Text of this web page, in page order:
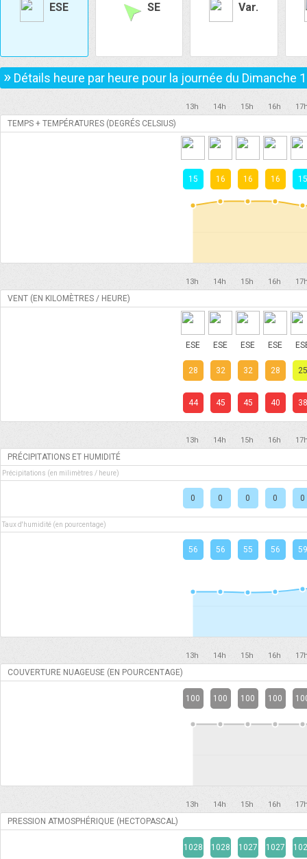
ESE SE Var.
» Détails heure par heure pour la journée du Dimanche
13h 14h 15h 16h
TEMPS + TEMPÉRATURES (DEGRÉS CELSIUS)
15 16 16 16 15
13h 14h 15h 16h
VENT (EN KILOMÈTRES / HEURE)
ESE ESE ESE ESE
28 32 32 28 25
44 45 45 40 38
13h 14h 15h 16h
PRÉCIPITATIONS ET HUMIDITÉ
Précipitations (en milimètres / heure)
0 0 0 0 0
Taux d'humidité (en pourcentage)
56 56 55 56 59
13h 14h 15h 16h
COUVERTURE NUAGEUSE (EN POURCENTAGE)
100 100 100 100
13h 14h 15h 16h
PRESSION ATMOSPHÉRIQUE (HECTOPASCAL)
1028 1028 1027 1027